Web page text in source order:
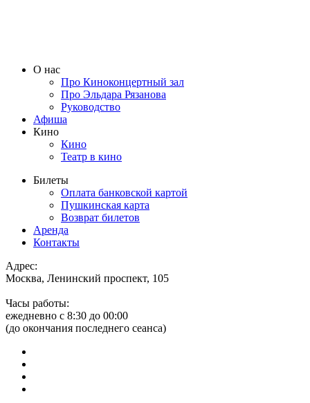
О нас
Про Киноконцертный зал
Про Эльдара Рязанова
Руководство
Афиша
Кино
Кино
Театр в кино
Билеты
Оплата банковской картой
Пушкинская карта
Возврат билетов
Аренда
Контакты
Адрес:
Москва, Ленинский проспект, 105
Часы работы:
ежедневно с 8:30 до 00:00
(до окончания последнего сеанса)